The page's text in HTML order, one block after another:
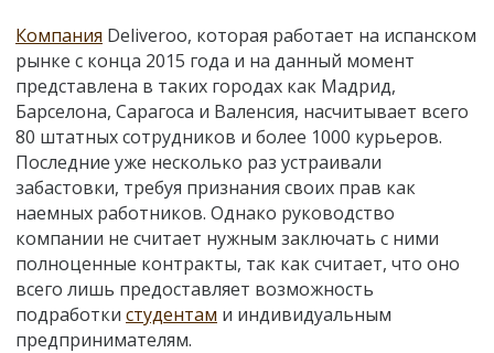
Компания Deliveroo, которая работает на испанском
рынке с конца 2015 года и на данный момент
представлена в таких городах как Мадрид,
Барселона, Сарагоса и Валенсия, насчитывает всего
80 штатных сотрудников и более 1000 курьеров.
Последние уже несколько раз устраивали
забастовки, требуя признания своих прав как
наемных работников. Однако руководство
компании не считает нужным заключать с ними
полноценные контракты, так как считает, что оно
всего лишь предоставляет возможность
подработки студентам и индивидуальным
предпринимателям.